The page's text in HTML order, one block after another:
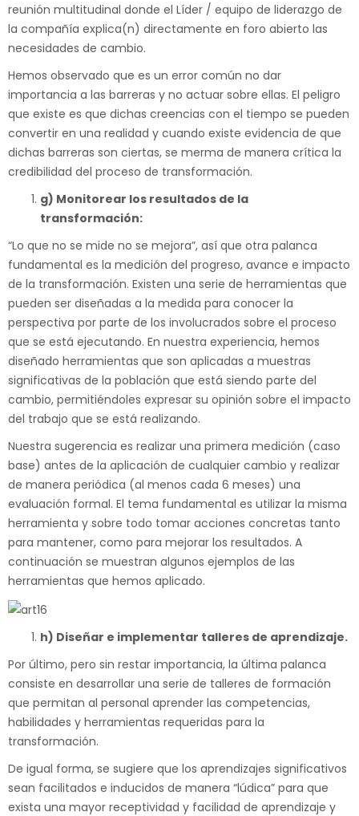
reunión multitudinal donde el Líder / equipo de liderazgo de
la compañía explica(n) directamente en foro abierto las
necesidades de cambio.
Hemos observado que es un error común no dar
importancia a las barreras y no actuar sobre ellas. El peligro
que existe es que dichas creencias con el tiempo se pueden
convertir en una realidad y cuando existe evidencia de que
dichas barreras son ciertas, se merma de manera crítica la
credibilidad del proceso de transformación.
g) Monitorear los resultados de la
transformación:
“Lo que no se mide no se mejora”, así que otra palanca
fundamental es la medición del progreso, avance e impacto
de la transformación. Existen una serie de herramientas que
pueden ser diseñadas a la medida para conocer la
perspectiva por parte de los involucrados sobre el proceso
que se está ejecutando. En nuestra experiencia, hemos
diseñado herramientas que son aplicadas a muestras
significativas de la población que está siendo parte del
cambio, permitiéndoles expresar su opinión sobre el impacto
del trabajo que se está realizando.
Nuestra sugerencia es realizar una primera medición (caso
base) antes de la aplicación de cualquier cambio y realizar
de manera periódica (al menos cada 6 meses) una
evaluación formal. El tema fundamental es utilizar la misma
herramienta y sobre todo tomar acciones concretas tanto
para mantener, como para mejorar los resultados. A
continuación se muestran algunos ejemplos de las
herramientas que hemos aplicado.
h) Diseñar e implementar talleres de aprendizaje.
Por último, pero sin restar importancia, la última palanca
consiste en desarrollar una serie de talleres de formación
que permitan al personal aprender las competencias,
habilidades y herramientas requeridas para la
transformación.
De igual forma, se sugiere que los aprendizajes significativos
sean facilitados e inducidos de manera “lúdica” para que
exista una mayor receptividad y facilidad de aprendizaje y